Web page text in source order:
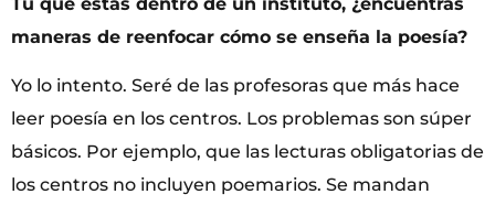
maneras de reenfocar cómo se enseña la poesía?
Yo lo intento. Seré de las profesoras que más hace
leer poesía en los centros. Los problemas son súper
básicos. Por ejemplo, que las lecturas obligatorias de
los centros no incluyen poemarios. Se mandan